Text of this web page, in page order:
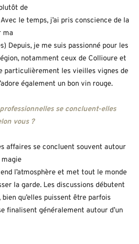
de
le temps, j’ai pris conscience de la
ma
Depuis, je me suis passionné pour les
notamment ceux de Collioure et
particulièrement les vieilles vignes de
également un bon vin rouge.
se concluent-elles
vous ?
affaires se concluent souvent autour
magie
l’atmosphère et met tout le monde
la garde. Les discussions débutent
qu’elles puissent être parfois
finalisent généralement autour d’un